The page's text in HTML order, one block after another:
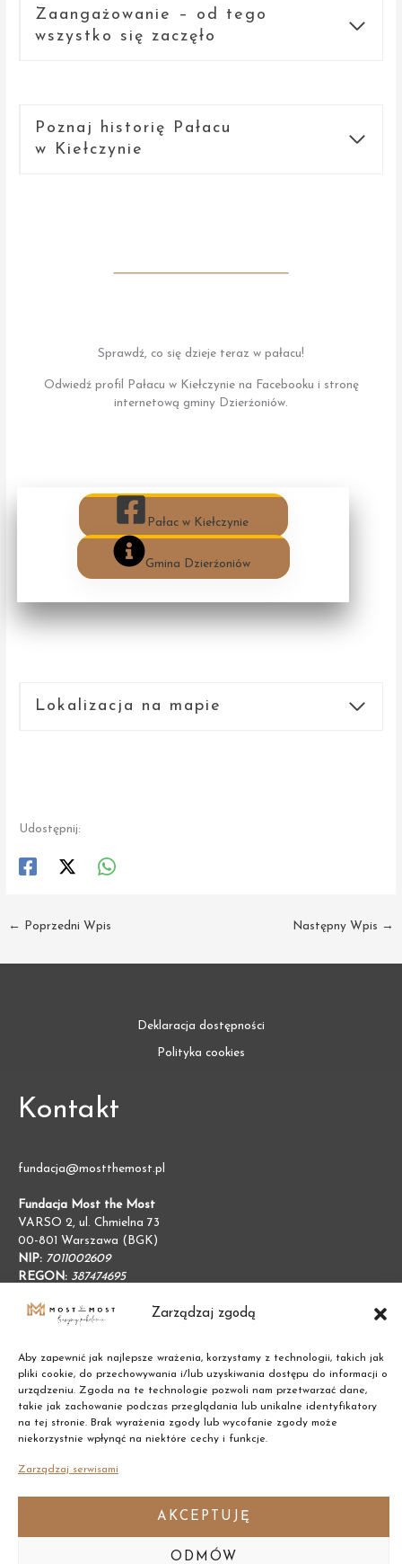
Zarządzaj zgodą
Aby zapewnić jak najlepsze wrażenia, korzystamy z technologii, takich jak
pliki cookie, do przechowywania i/lub uzyskiwania dostępu do informacji o
urządzeniu. Zgoda na te technologie pozwoli nam przetwarzać dane,
takie jak zachowanie podczas przeglądania lub unikalne identyfikatory
na tej stronie. Brak wyrażenia zgody lub wycofanie zgody może
niekorzystnie wpłynąć na niektóre cechy i funkcje.
Zarządzaj serwisami
AKCEPTUJĘ
ODMÓW
Zaangażowanie – od tego
wszystko się zaczęło
Poznaj historię Pałacu
w Kiełczynie
Sprawdź, co się dzieje teraz w pałacu!
Odwiedź profil Pałacu w Kiełczynie na Facebooku i stronę
internetową gminy Dzierżoniów.
Pałac w Kiełczynie
Gmina Dzierżoniów
Lokalizacja na mapie
Udostępnij:
← Poprzedni Wpis Następny Wpis →
Deklaracja dostępności
Polityka cookies
Kontakt
fundacja@mostthemost.pl
Fundacja Most the Most
VARSO 2, ul. Chmielna 73
00-801 Warszawa (BGK)
NIP: 7011002609
REGON: 387474695
Copyright © 2021 Most the Most